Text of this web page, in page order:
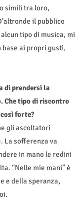
simili tra loro,
il pubblico
tipo di musica, mi
base ai propri gusti,
di prendersi la
Che tipo di riscontro
forte?
gli ascoltatori
La sofferenza va
in mano le redini
“Nelle mie mani” è
e della speranza,